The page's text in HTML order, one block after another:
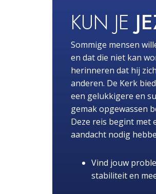
KUN JE
Sommige mensen
en dat die niet kan
herinneren dat hij
anderen. De Kerk
een gelukkigere en
gemak opgewassen
Deze reis begint met
aandacht nodig
Vind jouw
stabiliteit en